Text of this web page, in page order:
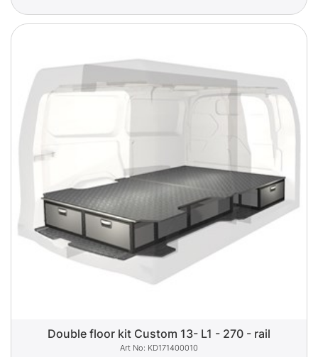
Double floor kit Custom 13- L1 - 270 - rail
KD171400010